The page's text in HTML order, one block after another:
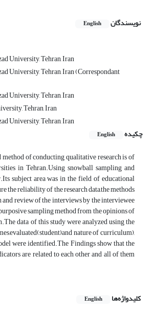
نویسندگان English
University, Tehran, Iran
University, Tehran, Iran (Correspondant
University, Tehran, Iran
Tehran, Iran
University, Tehran, Iran
چکیده
English
of conducting qualitative research is of
in Tehran.Using snowball sampling and
subject area was in the field of educational
the reliability of the research data,the methods
review of the interviews by the interviewee
sampling method from the opinions of
data of this study were analyzed using the
nature of curriculum),
were identified.The Findings show that the
are related to each other and all of them
کلیدواژه‌ها English